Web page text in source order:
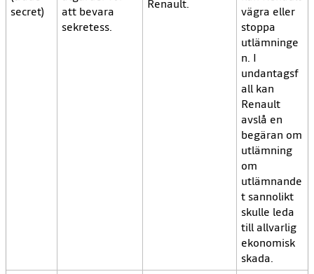
secret)
att bevara
sekretess.
Renault.
vägra eller
stoppa
utlämninge
n. I
undantagsf
all kan
Renault
avslå en
begäran om
utlämning
om
utlämnande
t sannolikt
skulle leda
till allvarlig
ekonomisk
skada.